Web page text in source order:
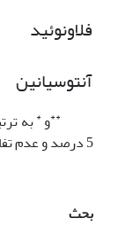
فلاونوئید
آنتوسیانین
**و*
5 درصد و عدم تفاوت معنی­دار می­باشد.
بحث